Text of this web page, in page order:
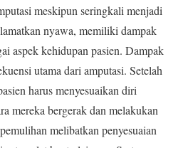
meskipun seringkali menjadi
nyawa, memiliki dampak
aspek kehidupan pasien. Dampak
utama dari amputasi. Setelah
harus menyesuaikan diri
mereka bergerak dan melakukan
melibatkan penyesuaian